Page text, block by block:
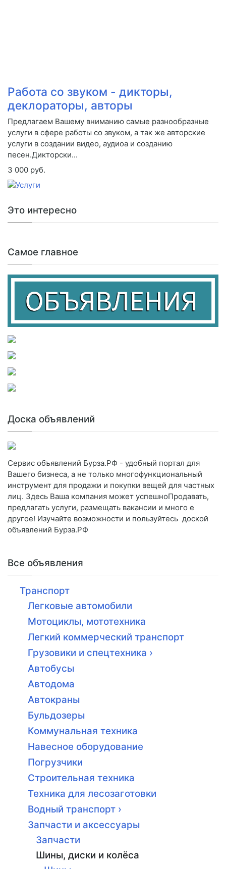
Работа со звуком - дикторы,
деклораторы, авторы
Предлагаем Вашему вниманию самые разнообразные
услуги в сфере работы со звуком, а так же авторские
услуги в создании видео, аудиоа и созданию
песен.Дикторски...
3 000 руб.
Это интересно
Самое главное
Доска объявлений
Сервис объявлений Бурза.РФ - удобный портал для
Вашего бизнеса, а не только многофункциональный
инструмент для продажи и покупки вещей для частных
лиц. Здесь Ваша компания может успешноПродавать,
предлагать услуги, размещать вакансии и много е
другое! Изучайте возможности и пользуйтесь доской
объявлений Бурза.РФ
Все объявления
Транспорт
Легковые автомобили
Мотоциклы, мототехника
Легкий коммерческий транспорт
Грузовики и спецтехника ›
Автобусы
Автодома
Автокраны
Бульдозеры
Коммунальная техника
Навесное оборудование
Погрузчики
Строительная техника
Техника для лесозаготовки
Водный транспорт ›
Запчасти и аксессуары
Запчасти
Шины, диски и колёса